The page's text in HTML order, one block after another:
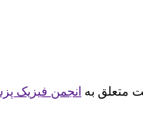
متعلق بهانجمن فیزیک